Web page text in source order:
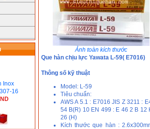
16
Ảnh toàn kích thước
Que hàn chịu lực Yawata L-59( E7016)
Thông số kỹ thuật
Model: L-59
Tiêu chuẩn:
AWS A 5.1 : E7016 JIS Z 3211 :
54 B(R) 10 EN 499 : E 46 2 B 12
26 (H)
Kích thước que hàn :